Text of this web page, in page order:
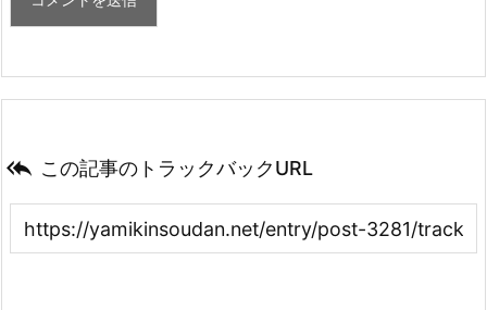
 この記事のトラックバックURL